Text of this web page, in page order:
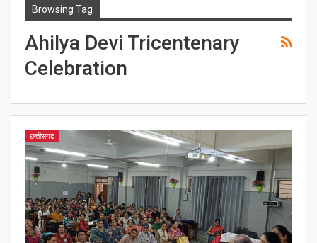
Browsing Tag
Ahilya Devi Tricentenary
Celebration
छत्तीसगढ़